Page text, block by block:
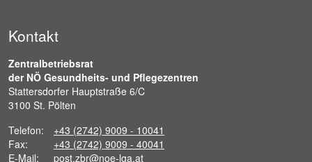
Kontakt
Zentralbetriebsrat
der NÖ Gesundheits- und Pflegezentren
Stattersdorfer Hauptstraße 6/C
3100 St. Pölten
Telefon:
+43 (2742) 9009 - 10041
Fax:
+43 (2742) 9009 - 40041
E-Mail:
post.zbr@noe-lga.at